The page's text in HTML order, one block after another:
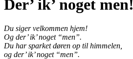
Der’ ik’ noget men!
Du siger velkommen hjem!
Og der’ ik’ noget “men”.
Du har sparket døren op til himmelen,
og der’ ik’ noget “men”.